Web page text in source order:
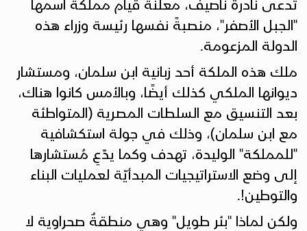
"الجبل الأصفر"، منصبةً نفسها رئيسة وزراء هذه
الدولة المزعومة.
ملك هذه الملكة أحد زبانية ابن سلمان، ومستشار
ديوانها الملكي كذلك أيضًا، وبالأمس كانوا هناك،
بعد التنسيق مع السلطات المصرية (المتواطئة
مع ابن سلمان)، وذلك في جولة استكشافية
"للمملكة" الوليدة، تهدف وكما يدّعِ مُستشارها
إلى وضع الاستراتيجيات المبدأيّة لعمليات البناء
والتوطين!.
ولكن لماذا "بئر طويل" وهي منطقةٌ صحراوية لا